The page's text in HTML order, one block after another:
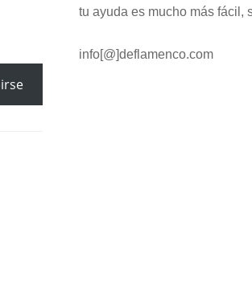
tu ayuda es mucho más fácil,
info[@]deflamenco.com